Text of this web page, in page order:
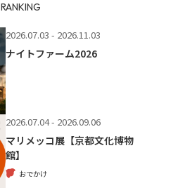
RANKING
2026.07.03 - 2026.11.03
ナイトファーム2026
2026.07.04 - 2026.09.06
マリメッコ展【京都文化博物
館】
おでかけ